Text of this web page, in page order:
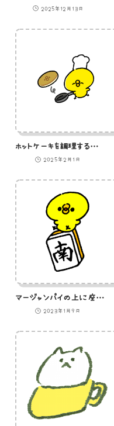
2025年12月13日
ホットケーキを調理するひよこ
2025年2月1日
マージャンパイの上に座るひよこのイラスト（南）
2023年1月9日